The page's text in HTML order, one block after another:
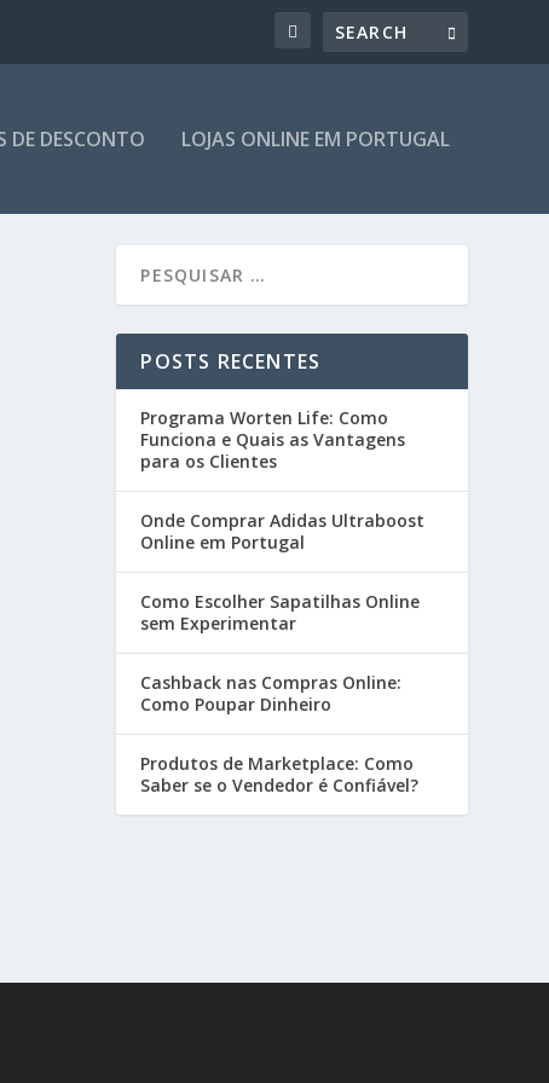
DE DESCONTO LOJAS ONLINE EM PORTUGAL
POSTS RECENTES
Programa Worten Life: Como
Funciona e Quais as Vantagens
para os Clientes
Onde Comprar Adidas Ultraboost
Online em Portugal
Como Escolher Sapatilhas Online
sem Experimentar
Cashback nas Compras Online:
Como Poupar Dinheiro
Produtos de Marketplace: Como
Saber se o Vendedor é Confiável?